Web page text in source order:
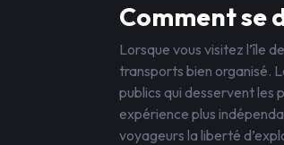
Comment se
Lorsque vous visitez l’île
transports bien organisé.
publics qui desservent les
expérience plus
voyageurs la liberté